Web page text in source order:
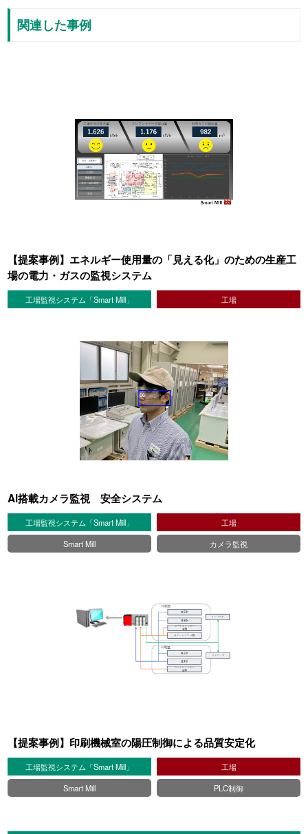
関連した事例
【提案事例】エネルギー使用量の「見える化」のための生産工
場の電力・ガスの監視システム
工場監視システム「Smart Mill」 工場
AI搭載カメラ監視 安全システム
工場監視システム「Smart Mill」
工場
Smart Mill
カメラ監視
【提案事例】印刷機械室の陽圧制御による品質安定化
工場監視システム「Smart Mill」
工場
Smart Mill
PLC制御